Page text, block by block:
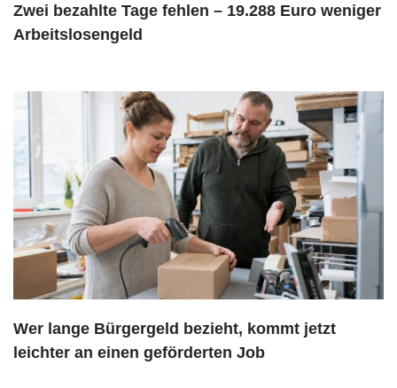
Zwei bezahlte Tage fehlen – 19.288 Euro weniger
Arbeitslosengeld
Wer lange Bürgergeld bezieht, kommt jetzt
leichter an einen geförderten Job